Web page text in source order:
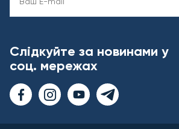
Слідкуйте за новинами у
соц. мережах